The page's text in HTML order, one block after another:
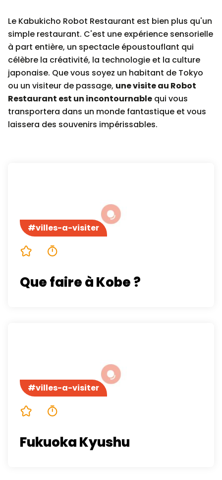
Le Kabukicho Robot Restaurant est bien plus qu'un
simple restaurant. C'est une expérience sensorielle
à part entière, un spectacle époustouflant qui
célèbre la créativité, la technologie et la culture
japonaise. Que vous soyez un habitant de Tokyo
ou un visiteur de passage, une visite au Robot
Restaurant est un incontournable qui vous
transportera dans un monde fantastique et vous
laissera des souvenirs impérissables.
#villes-a-visiter
Que faire à Kobe ?
#villes-a-visiter
Fukuoka Kyushu